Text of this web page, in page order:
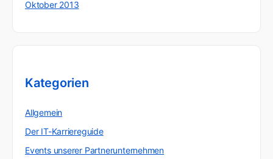
Oktober 2013
Kategorien
Allgemein
Der IT-Karriereguide
Events unserer Partnerunternehmen